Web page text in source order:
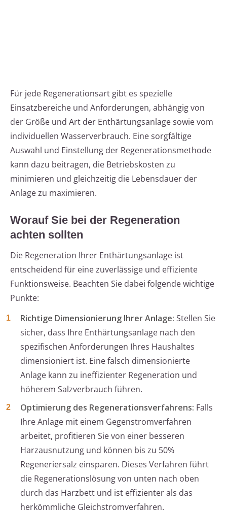
Für jede Regenerationsart gibt es spezielle
Einsatzbereiche und Anforderungen, abhängig von
der Größe und Art der Enthärtungsanlage sowie vom
individuellen Wasserverbrauch. Eine sorgfältige
Auswahl und Einstellung der Regenerationsmethode
kann dazu beitragen, die Betriebskosten zu
minimieren und gleichzeitig die Lebensdauer der
Anlage zu maximieren.
Worauf Sie bei der Regeneration
achten sollten
Die Regeneration Ihrer Enthärtungsanlage ist
entscheidend für eine zuverlässige und effiziente
Funktionsweise. Beachten Sie dabei folgende wichtige
Punkte:
Richtige Dimensionierung Ihrer Anlage: Stellen Sie
sicher, dass Ihre Enthärtungsanlage nach den
spezifischen Anforderungen Ihres Haushaltes
dimensioniert ist. Eine falsch dimensionierte
Anlage kann zu ineffizienter Regeneration und
höherem Salzverbrauch führen.
Optimierung des Regenerationsverfahrens: Falls
Ihre Anlage mit einem Gegenstromverfahren
arbeitet, profitieren Sie von einer besseren
Harzausnutzung und können bis zu 50%
Regeneriersalz einsparen. Dieses Verfahren führt
die Regenerationslösung von unten nach oben
durch das Harzbett und ist effizienter als das
herkömmliche Gleichstromverfahren.